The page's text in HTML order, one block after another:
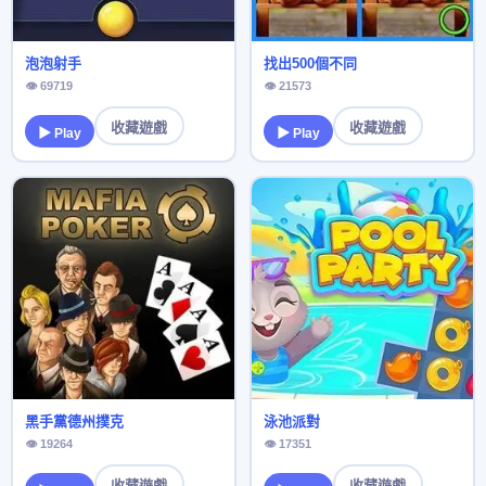
泡泡射手
👁 69719
▶ Play 收藏遊戲
找出500個不同
👁 21573
▶ Play 收藏遊戲
黑手黨德州撲克
👁 19264
泳池派對
👁 17351